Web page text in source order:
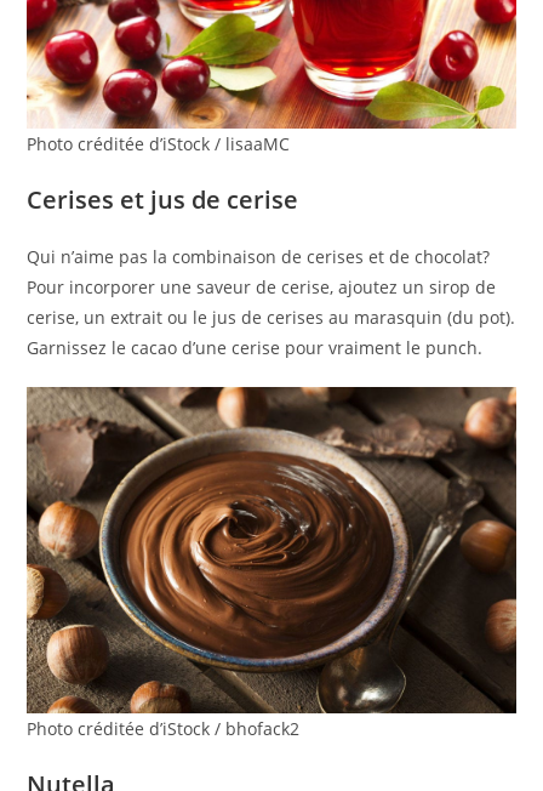
Photo créditée d’iStock / lisaaMC
Cerises et jus de cerise
Qui n’aime pas la combinaison de cerises et de chocolat?
Pour incorporer une saveur de cerise, ajoutez un sirop de
cerise, un extrait ou le jus de cerises au marasquin (du pot).
Garnissez le cacao d’une cerise pour vraiment le punch.
Photo créditée d’iStock / bhofack2
Nutella